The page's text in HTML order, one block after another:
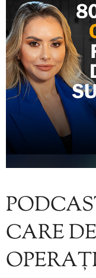
CARE